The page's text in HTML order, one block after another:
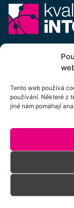
Tento web používá
používání. Některé z
jiné nám pomáhají
pobočného
Cenový výměr
Přihlášení k
Kliknutím na
os. údajů dle